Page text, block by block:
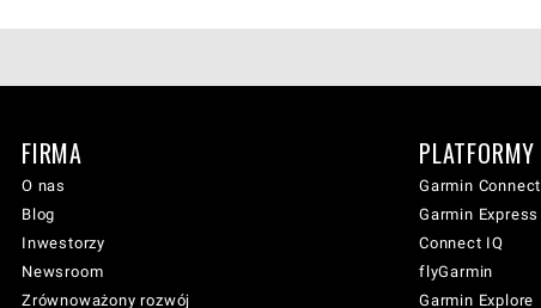
FIRMA
O nas
Blog
Inwestorzy
Newsroom
Zrównoważony rozwój
PLATFORMY
Garmin Connect
Garmin Express
Connect IQ
flyGarmin
Garmin Explore